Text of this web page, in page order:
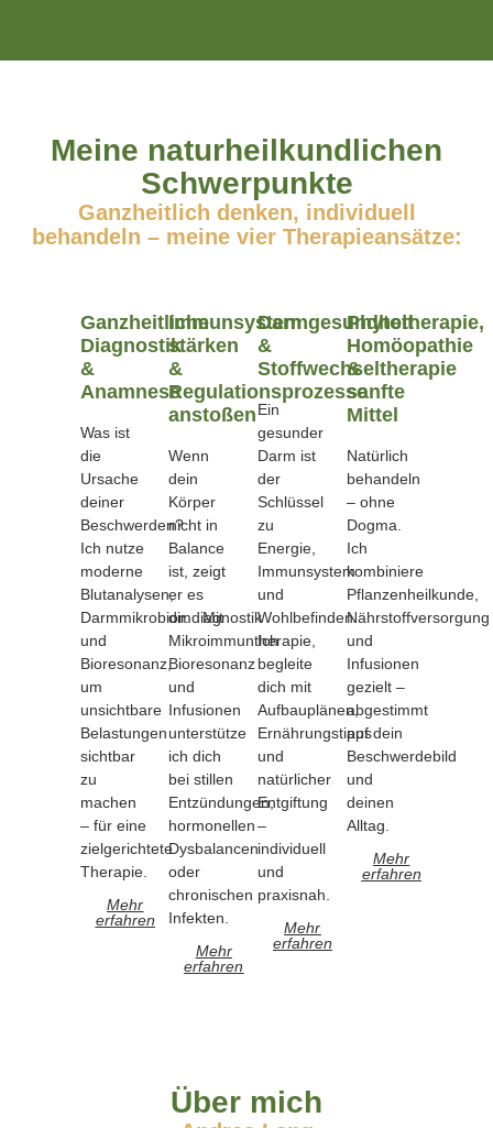
Meine naturheilkundlichen
Schwerpunkte
Ganzheitlich denken, individuell
behandeln – meine vier Therapieansätze:
Ganzheitliche
Diagnostik
&
Anamnese
Was ist
die
Ursache
deiner
Beschwerden?
Ich nutze
moderne
Blutanalysen,
Darmmikrobiomdiagnostik
und
Bioresonanz,
um
unsichtbare
Belastungen
sichtbar
zu
machen
– für eine
zielgerichtete
Therapie.
Mehr
erfahren
Immunsystem
stärken
&
Regulationsprozesse
anstoßen
Wenn
dein
Körper
nicht in
Balance
ist, zeigt
er es
dir. Mit
Mikroimmuntherapie,
Bioresonanz
und
Infusionen
unterstütze
ich dich
bei stillen
Entzündungen,
hormonellen
Dysbalancen
oder
chronischen
Infekten.
Mehr
erfahren
Darmgesundheit
&
Stoffwechseltherapie
Ein
gesunder
Darm ist
der
Schlüssel
zu
Energie,
Immunsystem
und
Wohlbefinden.
Ich
begleite
dich mit
Aufbauplänen,
Ernährungstipps
und
natürlicher
Entgiftung
–
individuell
und
praxisnah.
Mehr
erfahren
Phytotherapie,
Homöopathie
&
sanfte
Mittel
Natürlich
behandeln
– ohne
Dogma.
Ich
kombiniere
Pflanzenheilkunde,
Nährstoffversorgung
und
Infusionen
gezielt –
abgestimmt
auf dein
Beschwerdebild
und
deinen
Alltag.
Mehr
erfahren
Über mich